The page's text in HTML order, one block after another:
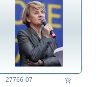
27766-07